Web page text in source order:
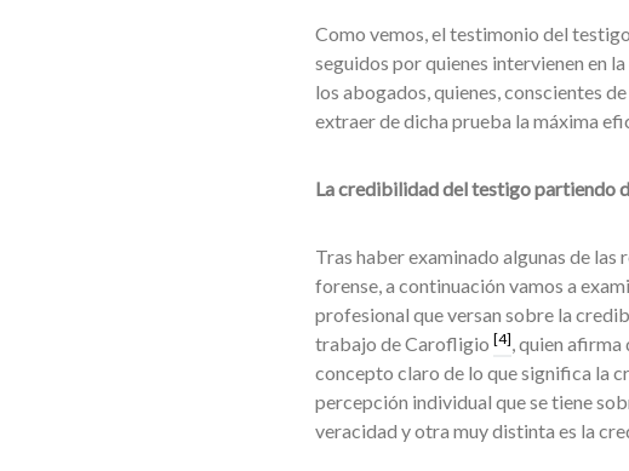
Como vemos, el testimonio del
seguidos por quienes intervienen en
los abogados, quienes, conscientes
extraer de dicha prueba la máxima
La credibilidad del testigo partiendo
Tras haber examinado algunas de las
forense, a continuación vamos a
profesional que versan sobre la
trabajo de Carofligio [4], quien
concepto claro de lo que significa la
percepción individual que se tiene
veracidad y otra muy distinta es la